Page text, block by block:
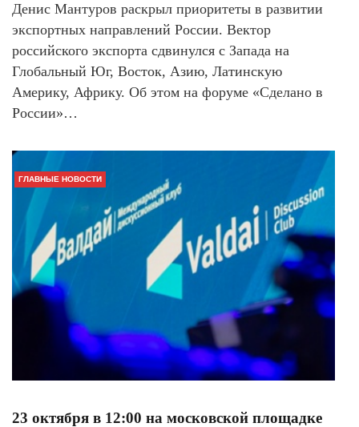
Денис Мантуров раскрыл приоритеты в развитии
экспортных направлений России. Вектор
российского экспорта сдвинулся с Запада на
Глобальный Юг, Восток, Азию, Латинскую
Америку, Африку. Об этом на форуме «Сделано в
России»…
ГЛАВНЫЕ НОВОСТИ
23 октября в 12:00 на московской площадке